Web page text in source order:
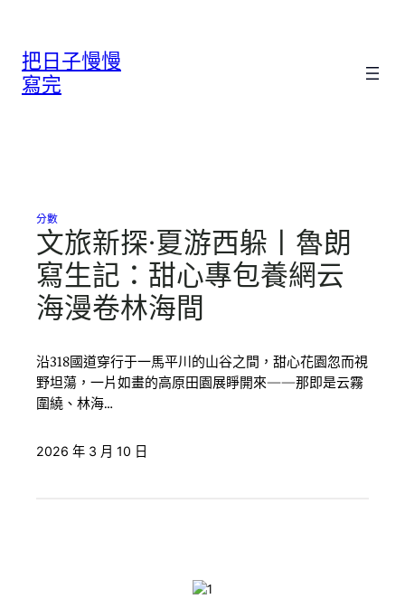
把日子慢慢
寫完
分數
文旅新探·夏游西躲丨魯朗
寫生記：甜心專包養網云
海漫卷林海間
沿318國道穿行于一馬平川的山谷之間，甜心花園忽而視
野坦蕩，一片如畫的高原田園展睜開來——那即是云霧
圍繞、林海…
2026 年 3 月 10 日